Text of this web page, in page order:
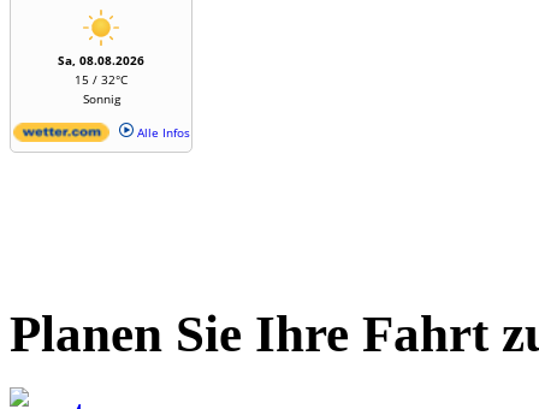
Sa, 08.08.2026
15 / 32°C
Sonnig
Alle Infos
Planen Sie Ihre Fahrt